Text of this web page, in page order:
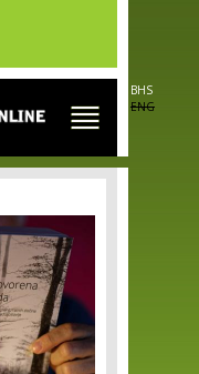
BHS
ENG